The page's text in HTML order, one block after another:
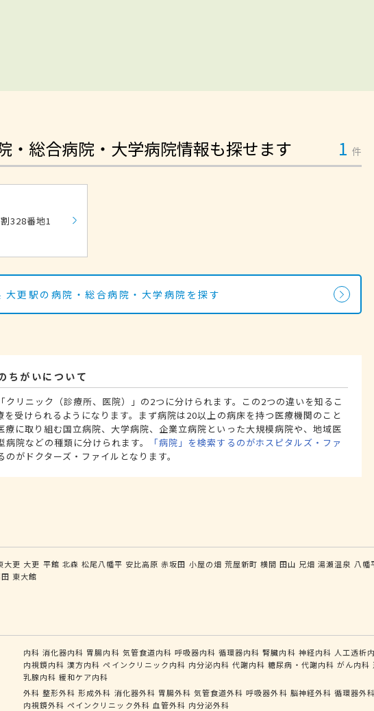
・総合病院・大学病院情報も探せます 1 件
328番地1
大更駅の病院・総合病院・大学病院を探す
ちがいについて
クリニック（診療所、医院）」の2つに分けられます。この2つの違いを知るこ
を受けられるようになります。まず病院は20以上の病床を持つ医療機関のこと
療に取り組む国立病院、大学病院、企業立病院といった大規模病院や、地域医
院などの種類に分けられます。
「病院」を検索するのがホスピタルズ・ファ
がドクターズ・ファイルとなります。
大更 大更 平館 北森 松尾八幡平 安比高原 赤坂田 小屋の畑 荒屋新町 横間 田山 兄畑 湯瀬温泉 八幡
東大館
内科 消化器内科 胃腸内科 気管食道内科 呼吸器内科 循環器内科 腎臓内科 神経内科 人工透析
内視鏡内科 漢方内科 ペインクリニック内科 内分泌内科 代謝内科 糖尿病・代謝内科 がん内科
乳腺内科 緩和ケア内科
外科 整形外科 形成外科 消化器外科 胃腸外科 気管食道外科 呼吸器外科 脳神経外科 循環器外科
内視鏡外科 ペインクリニック外科 血管外科 内分泌外科